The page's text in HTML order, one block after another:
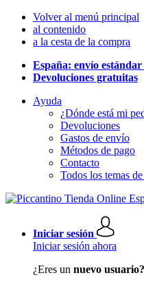
Volver al menú principal
al contenido
a la cesta de la compra
España: envío
Devoluciones gratuitas
Ayuda
¿Dónde está mi
Devoluciones
Gastos de envío
Métodos de pago
Contacto
Todos los temas
Iniciar sesión
Iniciar sesión ahora
¿Eres un nuevo usuario?